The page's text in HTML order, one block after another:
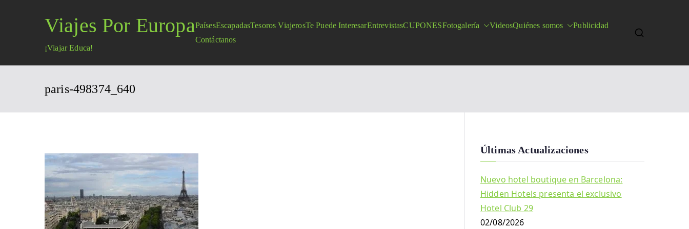
Viajes Por Europa
¡Viajar Educa!
PaísesEscapadasTesoros ViajerosTe Puede InteresarEntrevistasCUPONESFotogalería VideosQuiénes somos
Publicidad
Contáctanos
paris-498374_640
Últimas Actualizaciones
Nuevo hotel boutique en Barcelona:
Hidden Hotels presenta el exclusivo
Hotel Club 29
02/08/2026